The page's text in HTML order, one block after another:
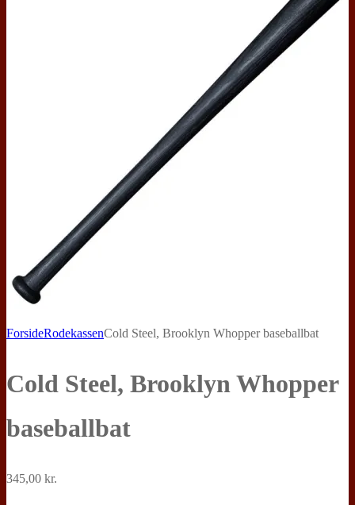
ForsideRodekassenCold Steel, Brooklyn Whopper baseballbat
Cold Steel, Brooklyn Whopper
baseballbat
345,00 kr.